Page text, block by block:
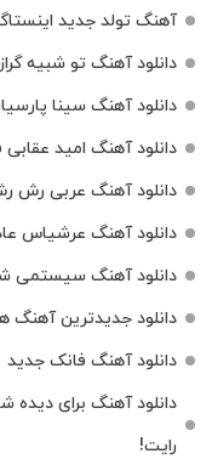
آهنگ تولد جدید
دانلود آهنگ تو شبیه
دانلود آهنگ سینا
دانلود آهنگ امید
دانلود آهنگ عربی رش
دانلود آهنگ عرشیاس
دانلود آهنگ سیستمی
دانلود جدیدترین آهنگ‌
دانلود آهنگ فانک
دانلود آهنگ برای دیده
رایت!